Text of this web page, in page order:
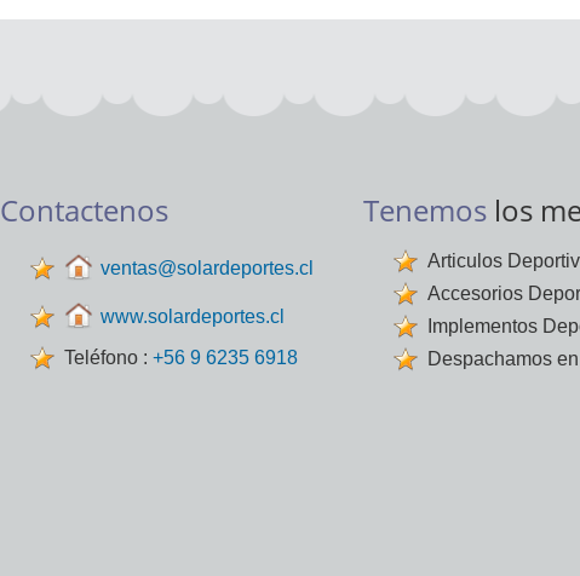
Contactenos
ventas@solardeportes.cl
www.solardeportes.cl
Teléfono : +56 9 6235 6918
Tenemos los
Articulos
Accesorios
Implementos
Despachamos